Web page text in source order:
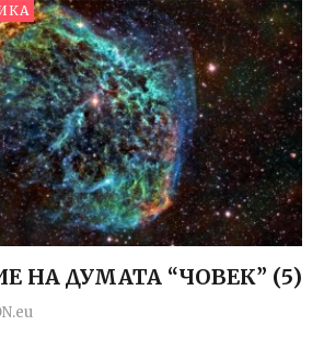
НА ДУМАТА “ЧОВЕК” (5)